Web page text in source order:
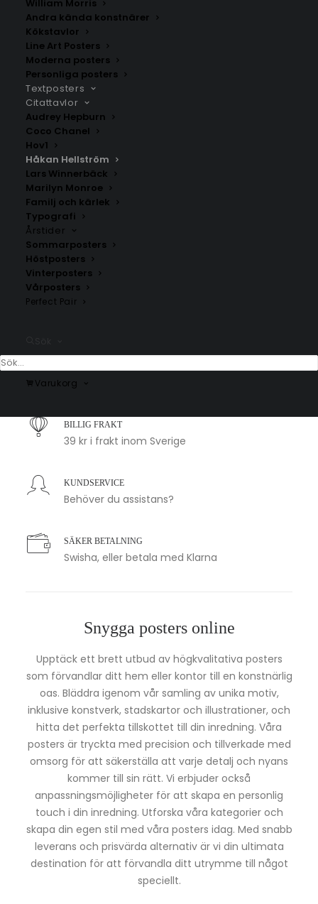
William Morris
Andra kända konstnärer
Kökstavlor
Line Art Posters
Moderna posters
Personliga posters
Textposters
Citattavlor
Audrey Hepburn
Coco Chanel
Hov1
Håkan Hellström
Lars Winnerbäck
Marilyn Monroe
Familj och kärlek
Typografi
Årstider
Sommarposters
Höstposters
Vinterposters
Vårposters
Perfect Pair
Varukorg
Håkan Hellström – Din
Fr.199.00 kr
1-2 arbetsdagar
BILLIG FRAKT
39 kr i frakt inom Sverige
KUNDSERVICE
Behöver du assistans?
SÄKER BETALNING
Swisha, eller betala med Klarna
Snygga posters online
Upptäck ett brett utbud av högkvalitativa posters
som förvandlar ditt hem eller kontor till en konstnärlig
oas. Bläddra igenom vår samling av unika motiv,
inklusive konstverk, stadskartor och illustrationer, och
hitta det perfekta tillskottet till din inredning. Våra
posters är tryckta med precision och tillverkade med
omsorg för att säkerställa att varje detalj och nyans
kommer till sin rätt. Vi erbjuder också
anpassningsmöjligheter för att skapa en personlig
touch i din inredning. Utforska våra kategorier och
skapa din egen stil med våra posters idag. Med snabb
leverans och prisvärda alternativ är vi din ultimata
destination för att förvandla ditt utrymme till något
speciellt.